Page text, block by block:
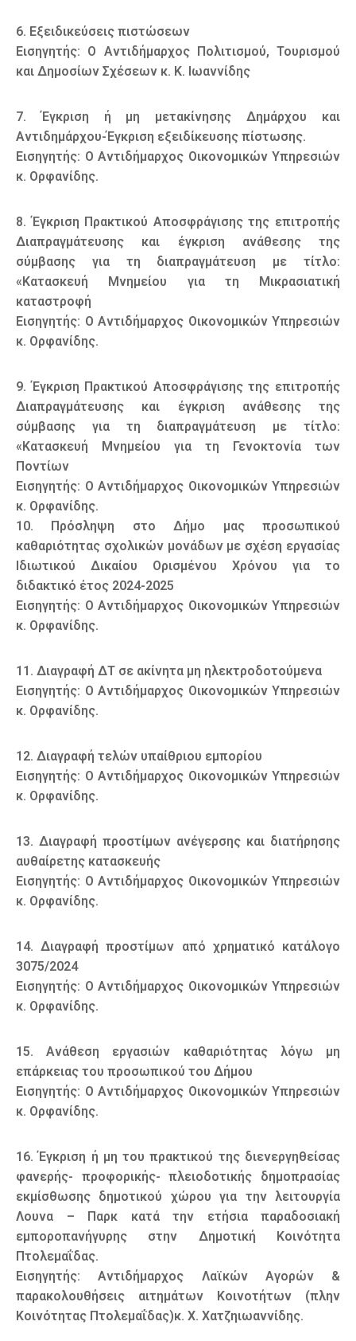
6. Εξειδικεύσεις πιστώσεων
Εισηγητής: Ο Αντιδήμαρχος Πολιτισμού, Τουρισμού
και Δημοσίων Σχέσεων κ. Κ. Ιωαννίδης
7. Έγκριση ή μη μετακίνησης Δημάρχου και
Αντιδημάρχου-Έγκριση εξειδίκευσης πίστωσης.
Εισηγητής: Ο Αντιδήμαρχος Οικονομικών Υπηρεσιών
κ. Ορφανίδης.
8. Έγκριση Πρακτικού Αποσφράγισης της επιτροπής
Διαπραγμάτευσης και έγκριση ανάθεσης της
σύμβασης για τη διαπραγμάτευση με τίτλο:
«Κατασκευή Μνημείου για τη Μικρασιατική
καταστροφή
Εισηγητής: Ο Αντιδήμαρχος Οικονομικών Υπηρεσιών
κ. Ορφανίδης.
9. Έγκριση Πρακτικού Αποσφράγισης της επιτροπής
Διαπραγμάτευσης και έγκριση ανάθεσης της
σύμβασης για τη διαπραγμάτευση με τίτλο:
«Κατασκευή Μνημείου για τη Γενοκτονία των
Ποντίων
Εισηγητής: Ο Αντιδήμαρχος Οικονομικών Υπηρεσιών
κ. Ορφανίδης.
10. Πρόσληψη στο Δήμο μας προσωπικού
καθαριότητας σχολικών μονάδων με σχέση εργασίας
Ιδιωτικού Δικαίου Ορισμένου Χρόνου για το
διδακτικό έτος 2024-2025
Εισηγητής: Ο Αντιδήμαρχος Οικονομικών Υπηρεσιών
κ. Ορφανίδης.
11. Διαγραφή ΔΤ σε ακίνητα μη ηλεκτροδοτούμενα
Εισηγητής: Ο Αντιδήμαρχος Οικονομικών Υπηρεσιών
κ. Ορφανίδης.
12. Διαγραφή τελών υπαίθριου εμπορίου
Εισηγητής: Ο Αντιδήμαρχος Οικονομικών Υπηρεσιών
κ. Ορφανίδης.
13. Διαγραφή προστίμων ανέγερσης και διατήρησης
αυθαίρετης κατασκευής
Εισηγητής: Ο Αντιδήμαρχος Οικονομικών Υπηρεσιών
κ. Ορφανίδης.
14. Διαγραφή προστίμων από χρηματικό κατάλογο
3075/2024
Εισηγητής: Ο Αντιδήμαρχος Οικονομικών Υπηρεσιών
κ. Ορφανίδης.
15. Ανάθεση εργασιών καθαριότητας λόγω μη
επάρκειας του προσωπικού του Δήμου
Εισηγητής: Ο Αντιδήμαρχος Οικονομικών Υπηρεσιών
κ. Ορφανίδης.
16. Έγκριση ή μη του πρακτικού της διενεργηθείσας
φανερής- προφορικής- πλειοδοτικής δημοπρασίας
εκμίσθωσης δημοτικού χώρου για την λειτουργία
Λουνα – Παρκ κατά την ετήσια παραδοσιακή
εμποροπανήγυρης στην Δημοτική Κοινότητα
Πτολεμαΐδας.
Εισηγητής: Αντιδήμαρχος Λαϊκών Αγορών &
παρακολουθήσεις αιτημάτων Κοινοτήτων (πλην
Κοινότητας Πτολεμαΐδας)κ. Χ. Χατζηιωαννίδης.